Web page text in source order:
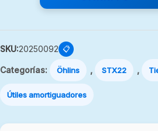
SKU:20250092 📋
Categorías: Öhlins , STX22 ,
Útiles amortiguadores